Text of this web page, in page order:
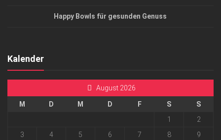
Happy Bowls für gesunden Genuss
Kalender
August 2026
M D M D F S
S
1
2
3
4 5 6 7 8
9